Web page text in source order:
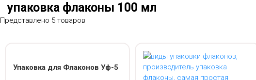
упаковка флаконы 100 мл
Представлено 5 товаров
Упаковка для Флаконов Уф-5